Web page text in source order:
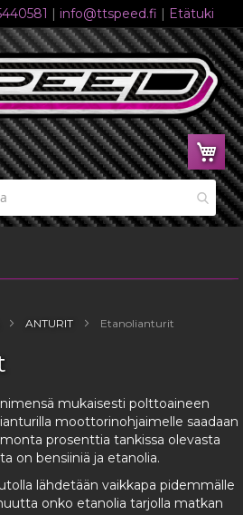
| info@ttspeed.fi | Etätuki
ANTURIT Etanolianturit
mukaisesti polttoaineen
moottorinohjaimelle saadaan
prosenttia tankissa olevasta
on bensiiniä ja etanolia.
lähdetään vaikkapa pidemmälle
onko etanolia tarjolla matkan